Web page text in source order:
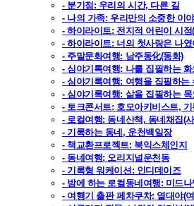
- 분기점: 우리의 시간, 다른 길
- 나의 가족: 우리만의 소중한 이야
- 하이라이트: 전지적 어린이 시
- 하이라이트: 너의 첫사랑은 나
- 주말문화여행: 남주동化(동화)
- 심야기록여행: 나를 집필하는
- 심야기록여행: 여행을 집필하는
- 심야기록여행: 삶을 집필하는
- 토크콘서트: 호모아키비스트,
- 로컬여행: 동네산책, 동네채집(
- 기록하는 동네, 운천백일장
- 책교환프로젝트: 북익스체인지
- 동네여행: 오리지널운천동
- 기록형 워케이션: 인디데이즈
- 밤에 하는 로컬동네여행: 미드
- 여행기 출판 페차쿠차: 열대야(